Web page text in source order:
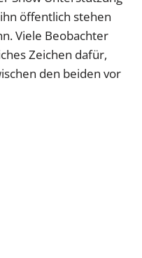
öffentlich stehen
Viele Beobachter
Zeichen dafür,
den beiden vor